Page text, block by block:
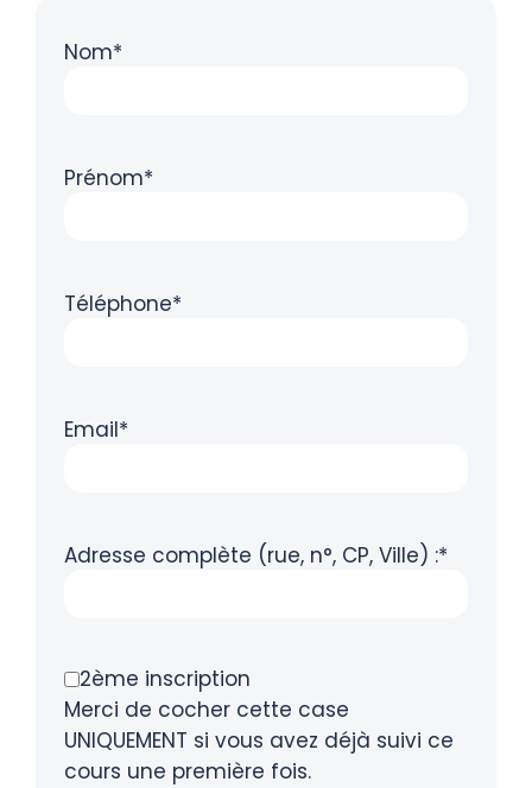
Nom*
Prénom*
Téléphone*
Email*
Adresse complète (rue, n°, CP, Ville) :*
2ème inscription
Merci de cocher cette case
UNIQUEMENT si vous avez déjà suivi ce
cours une première fois.